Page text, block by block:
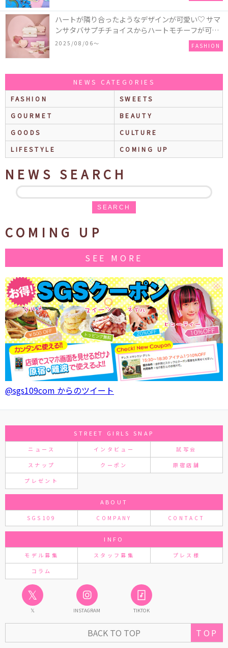
ハートが隣り合ったようなデザインが可愛い♡ サマ
ンサタバサプチチョイスからハートモチーフが可愛
いHeart Collectionが発売！
2025/08/06〜 FASHION
NEWS CATEGORIES
FASHION
SWEETS
GOURMET
BEAUTY
GOODS
CULTURE
LIFESTYLE
COMING UP
NEWS SEARCH
SEARCH
COMING UP
SEE MORE
@sgs109com からのツイート
STREET GIRLS SNAP
ニュース インタビュー 試写会
スナップ クーポン 原宿店舗
プレゼント
ABOUT
SGS109 COMPANY CONTACT
INFO
モデル募集 スタッフ募集 プレス様
コラム
𝕏
𝕏 INSTAGRAM TIKTOK
BACK TO TOP TOP